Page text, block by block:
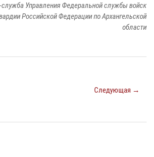
Управления Федеральной службы войск
Российской Федерации по Архангельской
области
Следующая →